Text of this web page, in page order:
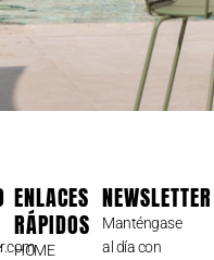
ENLACES
RÁPIDOS
HOME
NEWSLETTER
Manténgase
al día con